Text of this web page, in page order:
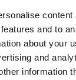
content
and to
about your
and
information